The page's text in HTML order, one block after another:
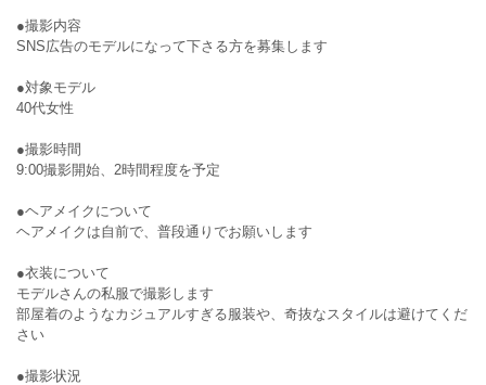
●撮影内容
SNS広告のモデルになって下さる方を募集します
●対象モデル
40代女性
●撮影時間
9:00撮影開始、2時間程度を予定
●ヘアメイクについて
ヘアメイクは自前で、普段通りでお願いします
●衣装について
モデルさんの私服で撮影します
部屋着のようなカジュアルすぎる服装や、奇抜なスタイルは避けてくだ
さい
●撮影状況